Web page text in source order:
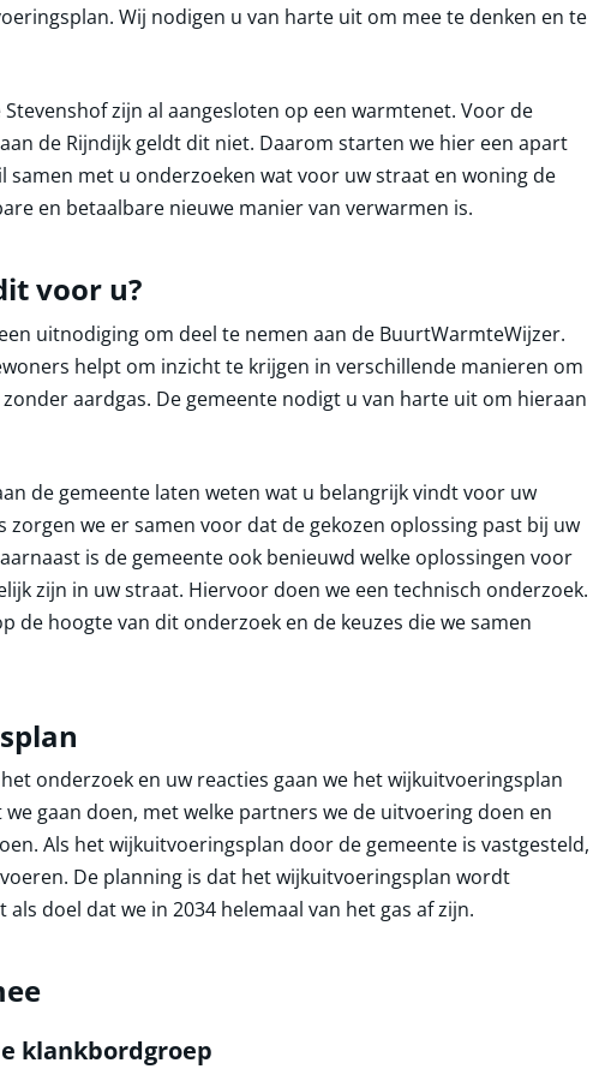
Wij nodigen u van harte uit om mee te denken en te
zijn al aangesloten op een warmtenet. Voor de
de Rijndijk geldt dit niet. Daarom starten we hier een apart
samen met u onderzoeken wat voor uw straat en woning de
en betaalbare nieuwe manier van verwarmen is.
voor u?
uitnodiging om deel te nemen aan de BuurtWarmteWijzer.
helpt om inzicht te krijgen in verschillende manieren om
aardgas. De gemeente nodigt u van harte uit om hieraan
de gemeente laten weten wat u belangrijk vindt voor uw
zorgen we er samen voor dat de gekozen oplossing past bij uw
is de gemeente ook benieuwd welke oplossingen voor
zijn in uw straat. Hiervoor doen we een technisch onderzoek.
de hoogte van dit onderzoek en de keuzes die we samen
onderzoek en uw reacties gaan we het wijkuitvoeringsplan
gaan doen, met welke partners we de uitvoering doen en
Als het wijkuitvoeringsplan door de gemeente is vastgesteld,
De planning is dat het wijkuitvoeringsplan wordt
als doel dat we in 2034 helemaal van het gas af zijn.
klankbordgroep